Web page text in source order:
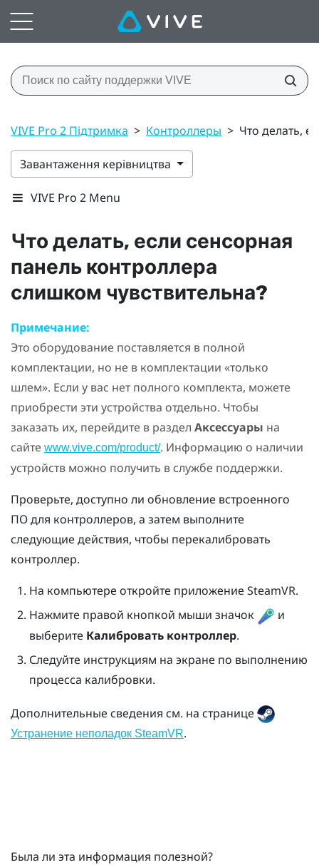
VIVE Pro 2 Підтримка > Контроллеры > Что делать,
Завантаження керівництва
VIVE Pro 2 Menu
Что делать, если сенсорная
панель контроллера
слишком чувствительна?
Примечание:
Это оборудование поставляется в полной
комплектации, но не в комплектации «только
шлем». Если у вас нет полного комплекта, можете
приобрести эти устройства отдельно. Чтобы
заказать их, перейдите в раздел Аксессуары на
сайте www.vive.com/product/. Информацию о наличии
устройств можно получить в службе поддержки.
Проверьте, доступно ли обновление встроенного
ПО для контроллеров, а затем выполните
следующие действия, чтобы перекалибровать
контроллер.
На компьютере откройте приложение SteamVR.
Нажмите правой кнопкой мыши значок
и
выберите Калибровать контроллер.
Следуйте инструкциям на экране по выполнению
процесса калибровки.
Дополнительные сведения см. на странице
Устранение неполадок SteamVR.
Была ли эта информация полезной?